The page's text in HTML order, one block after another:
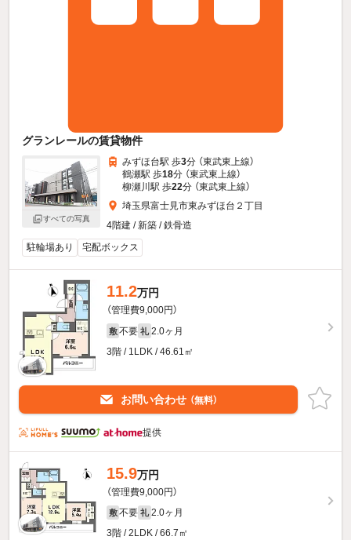
グランレールの賃貸物件
すべての写真
みずほ台駅 歩3分 （東武東上線）
鶴瀬駅 歩18分 （東武東上線）
柳瀬川駅 歩22分 （東武東上線）
埼玉県富士見市東みずほ台２丁目
4階建 / 新築 / 鉄骨造
駐輪場あり
宅配ボックス
11.2万円
（管理費9,000円）
敷 不要 礼 2.0ヶ月
3階 / 1LDK / 46.61㎡
お問い合わせ （無料）
提供
15.9万円
（管理費9,000円）
敷 不要 礼 2.0ヶ月
3階 / 2LDK / 66.7㎡